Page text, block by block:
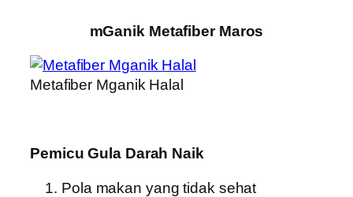
mGanik Metafiber Maros
Metafiber Mganik Halal
Pemicu Gula Darah Naik
Pola makan yang tidak sehat